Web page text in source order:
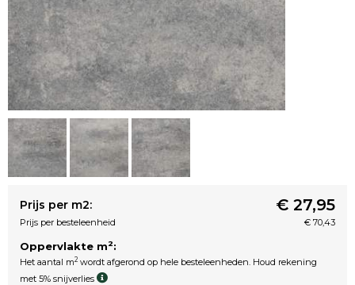
Prijs per m2: € 27,95
Prijs per besteleenheid € 70,43
Oppervlakte m2:
Het aantal m2 wordt afgerond op hele besteleenheden. Houd rekening
met 5% snijverlies